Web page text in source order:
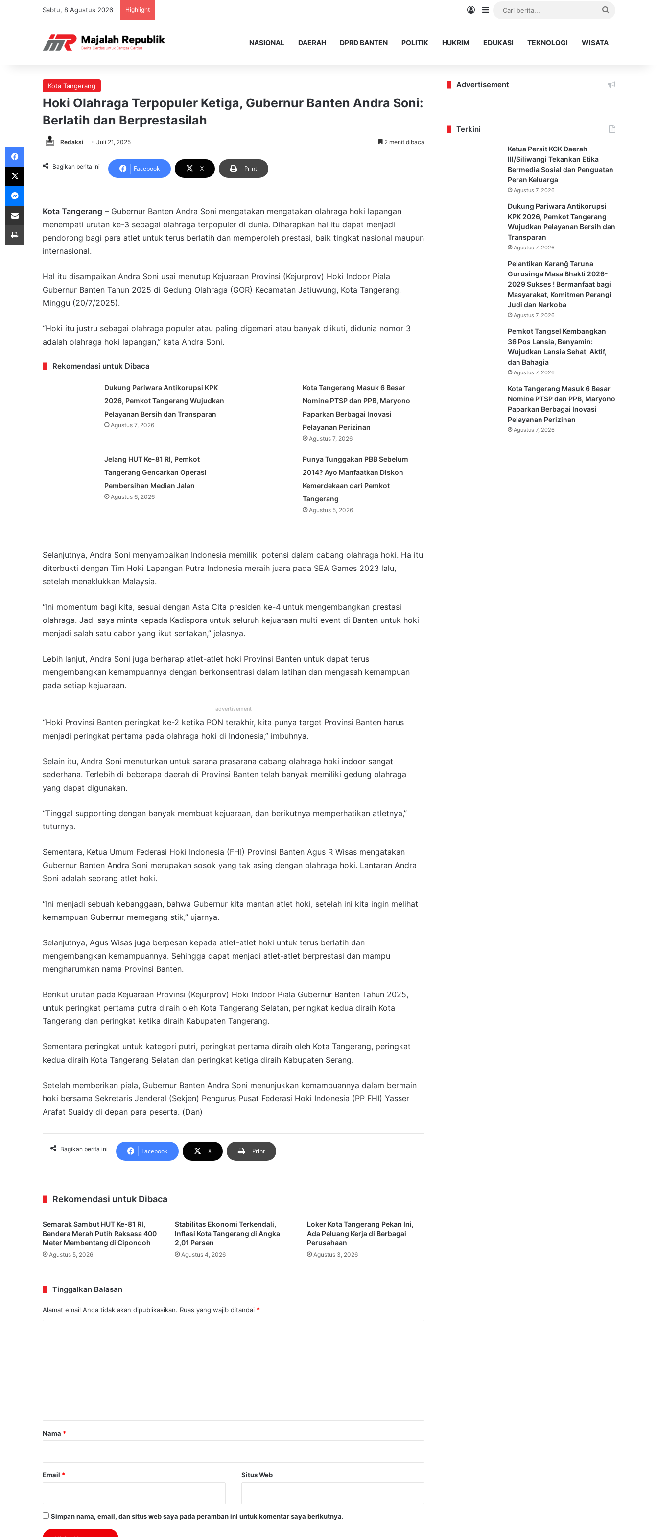
Sabtu, 8 Agustus 2026 Highlight Log InSidebar
NASIONAL DAERAH DPRD BANTEN POLITIK HUKRIM EDUKASI TEKNOLOGI WISATA
Kota Tangerang
Hoki Olahraga Terpopuler Ketiga, Gubernur Banten Andra Soni:
Berlatih dan Berprestasilah
Redaksi Juli 21, 2025 2 menit dibaca
Bagikan berita ini Facebook X Print
Kota Tangerang – Gubernur Banten Andra Soni mengatakan mengatakan olahraga hoki lapangan
menempati urutan ke-3 sebagai olahraga terpopuler di dunia. Diharapkan hal itu dapat menjadi
pendorong bagi para atlet untuk terus berlatih dan memperoleh prestasi, baik tingkat nasional maupun
internasional.
Hal itu disampaikan Andra Soni usai menutup Kejuaraan Provinsi (Kejurprov) Hoki Indoor Piala
Gubernur Banten Tahun 2025 di Gedung Olahraga (GOR) Kecamatan Jatiuwung, Kota Tangerang,
Minggu (20/7/2025).
“Hoki itu justru sebagai olahraga populer atau paling digemari atau banyak diikuti, didunia nomor 3
adalah olahraga hoki lapangan,” kata Andra Soni.
Rekomendasi untuk Dibaca
Dukung Pariwara Antikorupsi KPK
2026, Pemkot Tangerang Wujudkan
Pelayanan Bersih dan Transparan
Agustus 7, 2026
Kota Tangerang Masuk 6 Besar
Nomine PTSP dan PPB, Maryono
Paparkan Berbagai Inovasi
Pelayanan Perizinan
Agustus 7, 2026
Jelang HUT Ke-81 RI, Pemkot
Tangerang Gencarkan Operasi
Pembersihan Median Jalan
Agustus 6, 2026
Punya Tunggakan PBB Sebelum
2014? Ayo Manfaatkan Diskon
Kemerdekaan dari Pemkot
Tangerang
Agustus 5, 2026
Selanjutnya, Andra Soni menyampaikan Indonesia memiliki potensi dalam cabang olahraga hoki. Ha itu
diterbukti dengan Tim Hoki Lapangan Putra Indonesia meraih juara pada SEA Games 2023 lalu,
setelah menaklukkan Malaysia.
“Ini momentum bagi kita, sesuai dengan Asta Cita presiden ke-4 untuk mengembangkan prestasi
olahraga. Jadi saya minta kepada Kadispora untuk seluruh kejuaraan multi event di Banten untuk hoki
menjadi salah satu cabor yang ikut sertakan,” jelasnya.
Lebih lanjut, Andra Soni juga berharap atlet-atlet hoki Provinsi Banten untuk dapat terus
mengembangkan kemampuannya dengan berkonsentrasi dalam latihan dan mengasah kemampuan
pada setiap kejuaraan.
- advertisement -
“Hoki Provinsi Banten peringkat ke-2 ketika PON terakhir, kita punya target Provinsi Banten harus
menjadi peringkat pertama pada olahraga hoki di Indonesia,” imbuhnya.
Selain itu, Andra Soni menuturkan untuk sarana prasarana cabang olahraga hoki indoor sangat
sederhana. Terlebih di beberapa daerah di Provinsi Banten telah banyak memiliki gedung olahraga
yang dapat digunakan.
“Tinggal supporting dengan banyak membuat kejuaraan, dan berikutnya memperhatikan atletnya,”
tuturnya.
Sementara, Ketua Umum Federasi Hoki Indonesia (FHI) Provinsi Banten Agus R Wisas mengatakan
Gubernur Banten Andra Soni merupakan sosok yang tak asing dengan olahraga hoki. Lantaran Andra
Soni adalah seorang atlet hoki.
“Ini menjadi sebuah kebanggaan, bahwa Gubernur kita mantan atlet hoki, setelah ini kita ingin melihat
kemampuan Gubernur memegang stik,” ujarnya.
Selanjutnya, Agus Wisas juga berpesan kepada atlet-atlet hoki untuk terus berlatih dan
mengembangkan kemampuannya. Sehingga dapat menjadi atlet-atlet berprestasi dan mampu
mengharumkan nama Provinsi Banten.
Berikut urutan pada Kejuaraan Provinsi (Kejurprov) Hoki Indoor Piala Gubernur Banten Tahun 2025,
untuk peringkat pertama putra diraih oleh Kota Tangerang Selatan, peringkat kedua diraih Kota
Tangerang dan peringkat ketika diraih Kabupaten Tangerang.
Sementara peringkat untuk kategori putri, peringkat pertama diraih oleh Kota Tangerang, peringkat
kedua diraih Kota Tangerang Selatan dan peringkat ketiga diraih Kabupaten Serang.
Setelah memberikan piala, Gubernur Banten Andra Soni menunjukkan kemampuannya dalam bermain
hoki bersama Sekretaris Jenderal (Sekjen) Pengurus Pusat Federasi Hoki Indonesia (PP FHI) Yasser
Arafat Suaidy di depan para peserta. (Dan)
Bagikan berita ini Facebook X Print
Rekomendasi untuk Dibaca
Semarak Sambut HUT Ke-81 RI,
Bendera Merah Putih Raksasa 400
Meter Membentang di Cipondoh
Agustus 5, 2026
Stabilitas Ekonomi Terkendali,
Inflasi Kota Tangerang di Angka
2,01 Persen
Agustus 4, 2026
Loker Kota Tangerang Pekan Ini,
Ada Peluang Kerja di Berbagai
Perusahaan
Agustus 3, 2026
Tinggalkan Balasan
Alamat email Anda tidak akan dipublikasikan. Ruas yang wajib ditandai *
r
Nama *
Email * Situs Web
Simpan nama, email, dan situs web saya pada peramban ini untuk komentar saya berikutnya.
Advertisement
Terkini
Ketua Persit KCK Daerah
III/Siliwangi Tekankan Etika
Bermedia Sosial dan Penguatan
Peran Keluarga
Agustus 7, 2026
Dukung Pariwara Antikorupsi
KPK 2026, Pemkot Tangerang
Wujudkan Pelayanan Bersih dan
Transparan
Agustus 7, 2026
Pelantikan Karanĝ Taruna
Gurusinga Masa Bhakti 2026-
2029 Sukses ! Bermanfaat bagi
Masyarakat, Komitmen Perangi
Judi dan Narkoba
Agustus 7, 2026
Pemkot Tangsel Kembangkan
36 Pos Lansia, Benyamin:
Wujudkan Lansia Sehat, Aktif,
dan Bahagia
Agustus 7, 2026
Kota Tangerang Masuk 6 Besar
Nomine PTSP dan PPB, Maryono
Paparkan Berbagai Inovasi
Pelayanan Perizinan
Agustus 7, 2026
Facebook
X
Messenger
Share via Email